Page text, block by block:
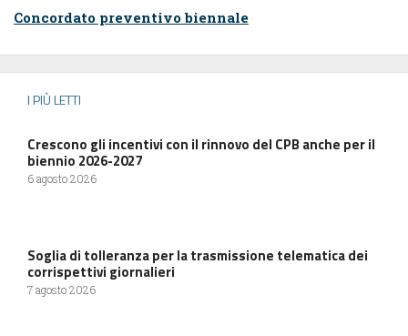
Concordato preventivo biennale
I PIÙ LETTI
Crescono gli incentivi con il rinnovo del CPB anche per il
biennio 2026-2027
6 agosto 2026
Soglia di tolleranza per la trasmissione telematica dei
corrispettivi giornalieri
7 agosto 2026